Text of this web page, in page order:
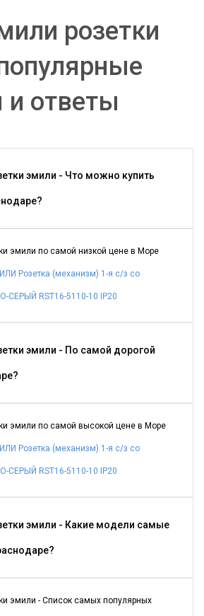
розетки
и ответы
эмили - Что можно купить
эмили по самой низкой цене в Море
Розетка (механизм) 1-я с/з со
СЕРЫЙ RST16-5110-10 IP20
эмили - По самой дорогой
эмили по самой высокой цене в Море
Розетка (механизм) 1-я с/з со
СЕРЫЙ RST16-5110-10 IP20
эмили - Какие модели самые
эмили - Список самых популярных